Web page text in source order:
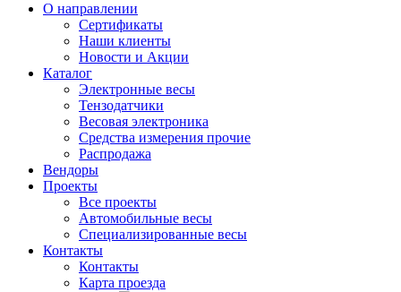
О направлении
Сертификаты
Наши клиенты
Новости и Акции
Каталог
Электронные весы
Тензодатчики
Весовая электроника
Средства измерения прочие
Распродажа
Вендоры
Проекты
Все проекты
Автомобильные весы
Специализированные весы
Контакты
Контакты
Карта проезда